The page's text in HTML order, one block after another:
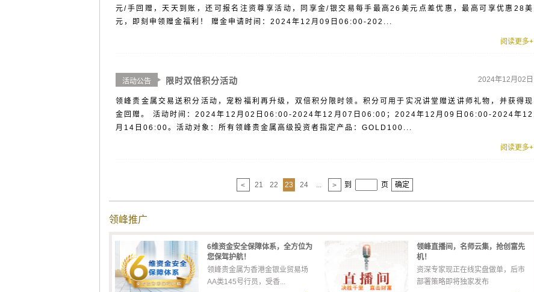
元/手回赠，天天到账，还可报名注资尊享活动，同享金/银交易每手最高26美元点差优惠，最高可享优惠28美
元，即刻申领赠金福利！ 赠金申请时间：2024年12月09日06:00-202...
阅读更多+
活动公告 限时双倍积分活动 2024年12月02日
领峰贵金属交易送积分活动，宠粉福利再升级，双倍积分限时领。积分可用于实况讲堂赠送讲师礼物，并获得现
金回赠。 活动时间：2024年12月02日06:00-2024年12月07日06:00；2024年12月09日06:00-2024年12
月14日06:00。活动对象：所有领峰贵金属高级投资者指定产品：GOLD100...
阅读更多+
< 21 22 23 24 ... > 到 页 确定
领峰推广
6维资金安全保障体系，全方位为
您保驾护航！
领峰贵金属为香港金银业贸易场
AA类145号行员，受香...
领峰直播间，名师云集，抢创富先
机！
资深专家现正在线实盘做单，后市
部署策略即将独家发布